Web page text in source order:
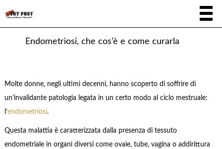
Endometriosi, che cos’è e come curarla
Molte donne, negli ultimi decenni, hanno scoperto di soffrire di
un’invalidante patologia legata in un certo modo al ciclo mestruale:
l’endometriosi.
Questa malattia è caratterizzata dalla presenza di tessuto
endometriale in organi diversi come ovaie, tube, vagina o addirittura